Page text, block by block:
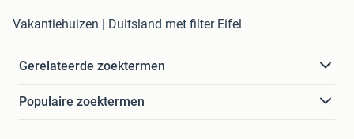
Vakantiehuizen | Duitsland met filter Eifel
Gerelateerde zoektermen
Populaire zoektermen